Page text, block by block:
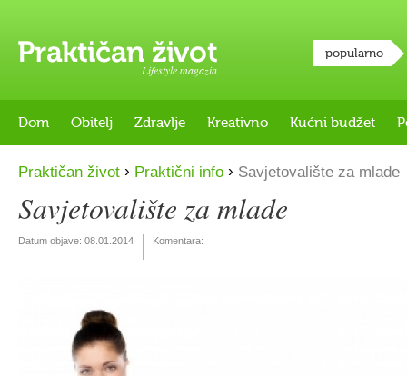
Lifestyle magazin
popularno
Dom Obitelj Zdravlje Kreativno Kućni budžet
Praktičan život › Praktični info › Savjetovalište za mlade
Savjetovalište za mlade
Datum objave: 08.01.2014 Komentara: